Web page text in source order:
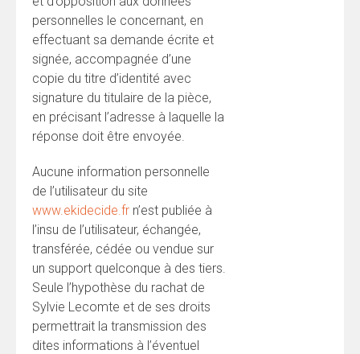
personnelles le concernant, en
effectuant sa demande écrite et
signée, accompagnée d’une
copie du titre d’identité avec
signature du titulaire de la pièce,
en précisant l’adresse à laquelle la
réponse doit être envoyée.
Aucune information personnelle
de l’utilisateur du site
www.ekidecide.fr n’est publiée à
l’insu de l’utilisateur, échangée,
transférée, cédée ou vendue sur
un support quelconque à des tiers.
Seule l’hypothèse du rachat de
Sylvie Lecomte et de ses droits
permettrait la transmission des
dites informations à l’éventuel